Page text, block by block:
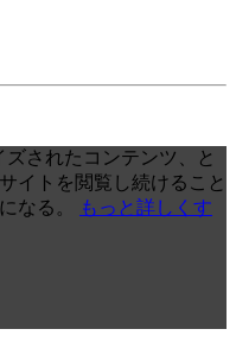
されたコンテンツ、と
イトを閲覧し続けること
なる。
もっと詳しくす